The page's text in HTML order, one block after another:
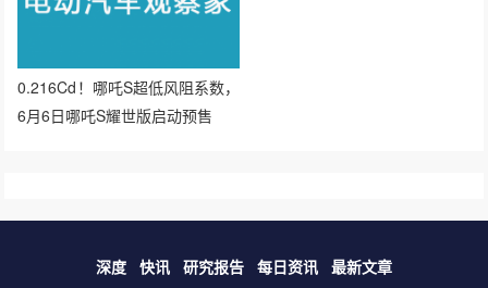
0.216Cd！哪吒S超低风阻系数，
6月6日哪吒S耀世版启动预售
深度 快讯 研究报告 每日资讯 最新文章